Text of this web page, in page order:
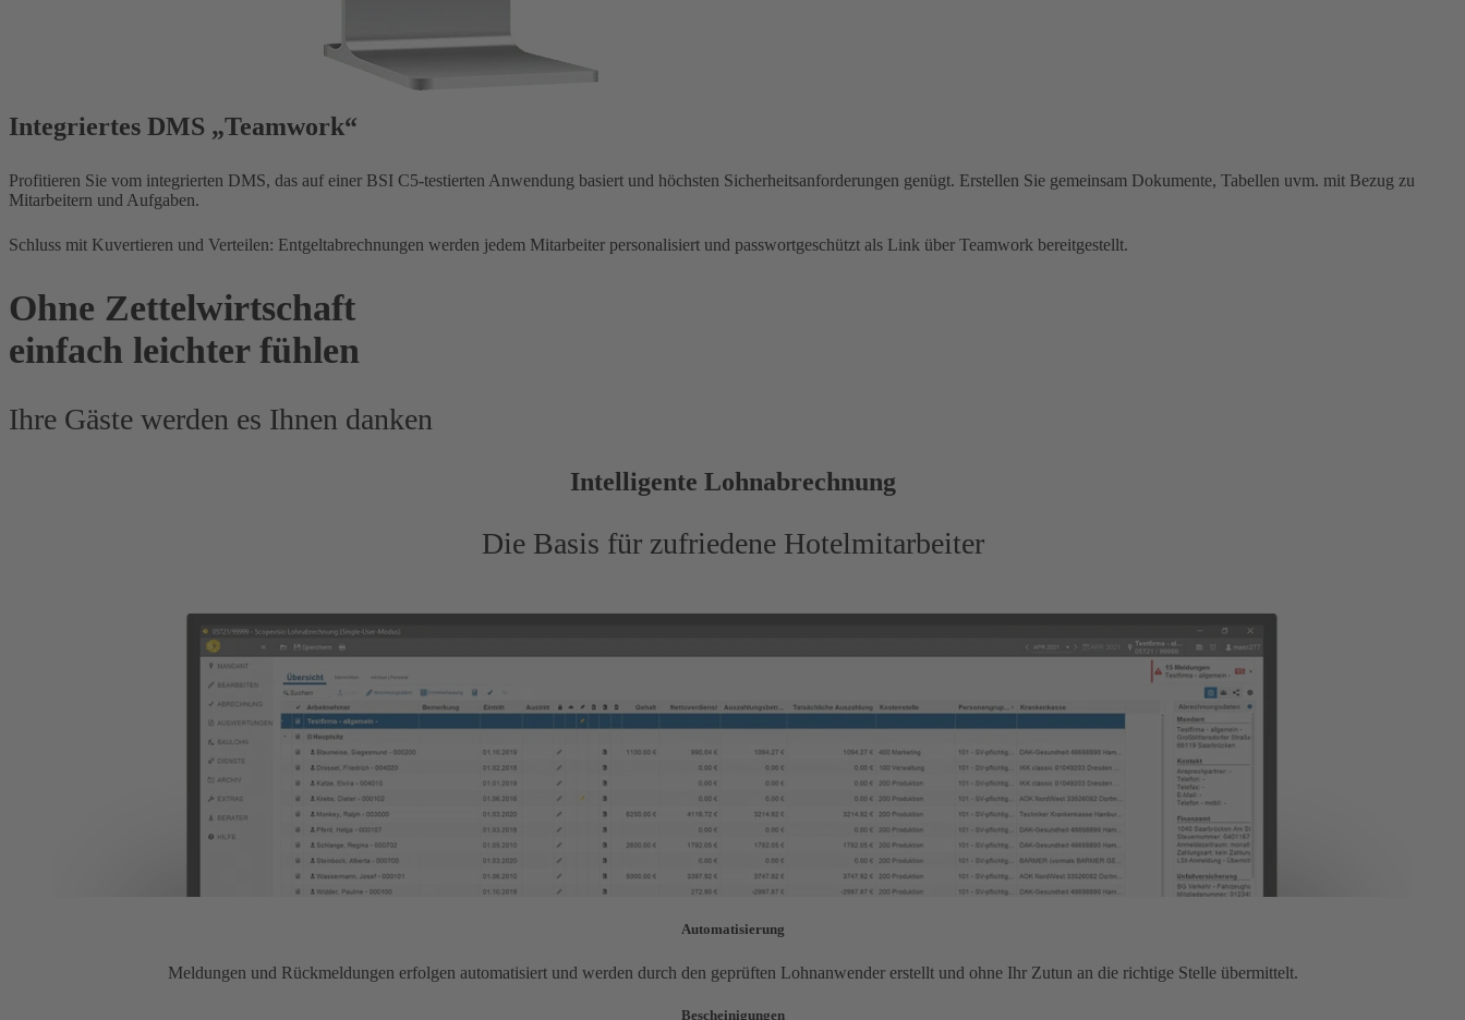
Integriertes DMS „Teamwork“
Profitieren Sie vom integrierten DMS, das auf einer BSI C5-testierten Anwendung basiert und höchsten Sicherheitsanforderungen genügt. Erstellen Sie gemeinsam Dokumente, Tabellen uvm. mit Bezug zu
Mitarbeitern und Aufgaben.
Schluss mit Kuvertieren und Verteilen: Entgeltabrechnungen werden jedem Mitarbeiter personalisiert und passwortgeschützt als Link über Teamwork bereitgestellt.
Ohne Zettelwirtschaft
einfach leichter fühlen
Ihre Gäste werden es Ihnen danken
Intelligente Lohnabrechnung
Die Basis für zufriedene Hotelmitarbeiter
Automatisierung
Meldungen und Rückmeldungen erfolgen automatisiert und werden durch den geprüften Lohnanwender erstellt und ohne Ihr Zutun an die richtige Stelle übermittelt.
Bescheinigungen